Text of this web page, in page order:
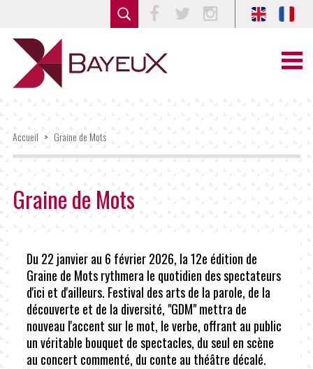
Accueil > Graine de Mots
Graine de Mots
Du 22 janvier au 6 février 2026, la 12e édition de
Graine de Mots rythmera le quotidien des spectateurs
d'ici et d'ailleurs. Festival des arts de la parole, de la
découverte et de la diversité, "GDM" mettra de
nouveau l'accent sur le mot, le verbe, offrant au public
un véritable bouquet de spectacles, du seul en scène
au concert commenté, du conte au théâtre décalé.